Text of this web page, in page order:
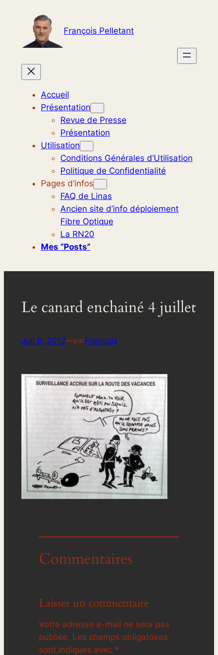
contenu
François Pelletant
Accueil
Présentation
Revue de Presse
Présentation
Utilisation
Conditions Générales d’Utilisation
Politique de Confidentialité
Pages d’infos
FAQ de Linas
Ancien site d’info déploiement
Fibre Optique
La RN20
Mes “posts”
Le canard enchainé 4 juillet
Juil 6, 2012—parFrancois
Commentaires
Laisser un commentaire
Votre adresse e-mail ne sera pas
publiée. Les champs obligatoires
sont indiqués avec *